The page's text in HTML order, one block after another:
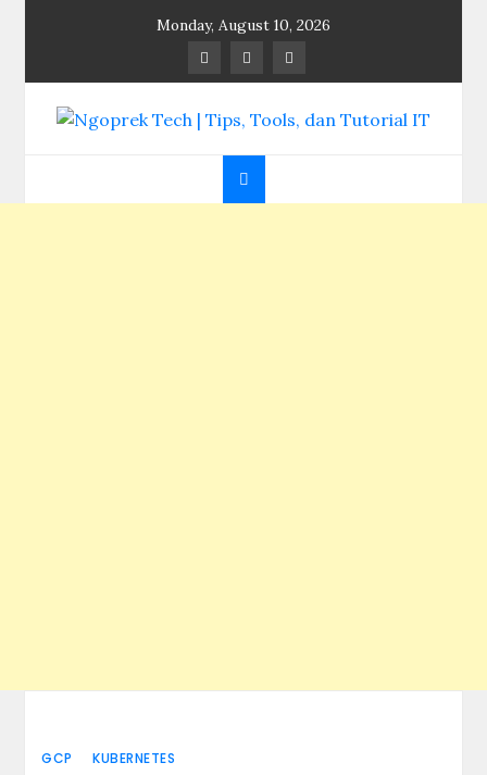
Monday, August 10, 2026
Ngoprek Tech | Tips,
Tools, dan Tutorial
GCP KUBERNETES